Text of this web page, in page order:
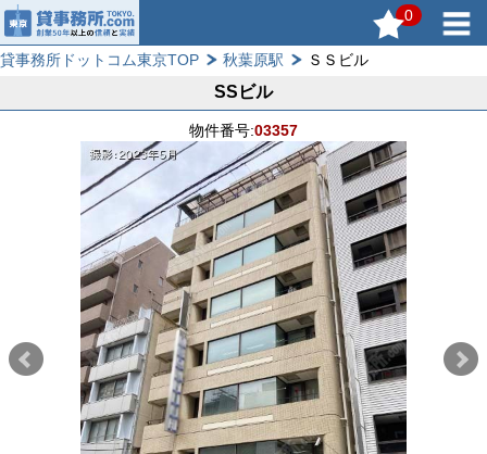
0
貸事務所ドットコム東京TOP 秋葉原駅 ＳＳビル
SSビル
物件番号:03357